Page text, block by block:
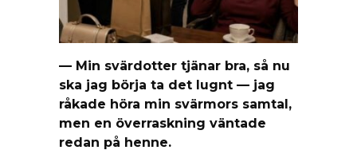
— Min svärdotter tjänar bra, så nu
ska jag börja ta det lugnt — jag
råkade höra min svärmors samtal,
men en överraskning väntade
redan på henne.